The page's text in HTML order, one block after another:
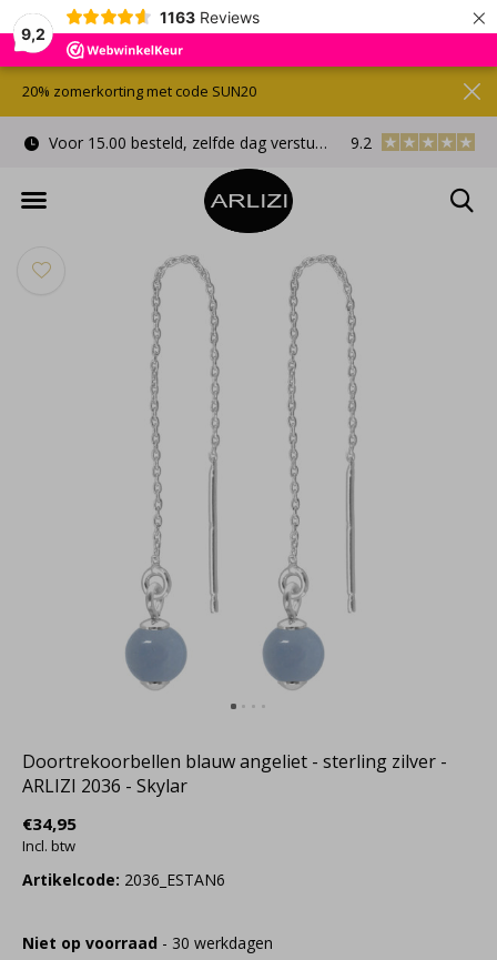
9,2
1163 Reviews ×
Voor 15.00 besteld, zelfde dag verstuurd Gratis
9.2
20% zomerkorting met code SUN20
Doortrekoorbellen blauw angeliet - sterling zilver -
ARLIZI 2036 - Skylar
€34,95
Incl. btw
Artikelcode: 2036_ESTAN6
Niet op voorraad - 30 werkdagen